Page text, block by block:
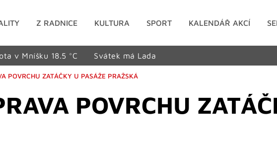
Z RADNICE KULTURA SPORT KALENDÁŘ AKCÍ
v Mníšku 18.5 °C Svátek má Lada
POVRCHU ZATÁČKY U PASÁŽE PRAŽSKÁ
POVRCHU